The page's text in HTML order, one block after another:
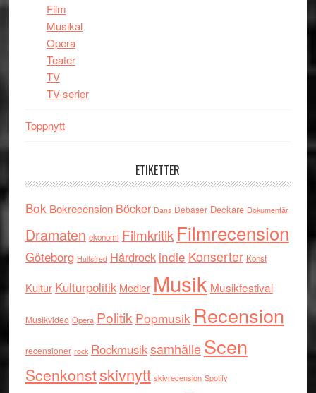
Film
Musikal
Opera
Teater
TV
TV-serier
Toppnytt
ETIKETTER
Bok Bokrecension Böcker Dans Debaser Deckare Dokumentär
Dramaten ekonomi Filmkritik Filmrecension
Göteborg Hultsfred Hårdrock indie Konserter Konst
Kultur Kulturpolitik Medier Musik Musikfestival
Musikvideo Opera Politik Popmusik Recension
recensioner rock RockmusiksamhälleScen
Scenkonstskivnytt skivrecension Spotify